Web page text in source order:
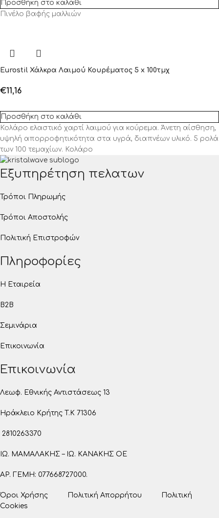
Προσθήκη στο καλάθι
Πινέλο βαφής μαλλιών
Eurostil Χάλκρα Λαιμού Κουρέματος 5 x 100τμχ
€11,16
Προσθήκη στο καλάθι
Κολάρο ελαστικό χαρτί λαιμού για κούρεμα. Άνετη αίσθηση,
υψηλή απορροφητικότητα στα υγρά, διαπνέων υλικό. 5 ρολά
των 100 τεμαχίων. Κολάρο
Εξυπηρέτηση πελατων
Τρόποι Πληρωμής
Τρόποι Αποστολής
Πολιτική Επιστροφών
Πληροφορίες
Η Εταιρεία
B2B
Σεμινάρια
Επικοινωνία
Επικοινωνία
Λεωφ. Εθνικής Αντιστάσεως 13
Ηράκλειο Κρήτης T.K 71306
2810263370
ΙΩ. ΜΑΜΑΛΑΚΗΣ – ΙΩ. ΚΑΝΑΚΗΣ ΟΕ
ΑΡ. ΓΕΜΗ: 077668727000.
Όροι Χρήσης Πολιτική Απορρήτου Πολιτική
Cookies